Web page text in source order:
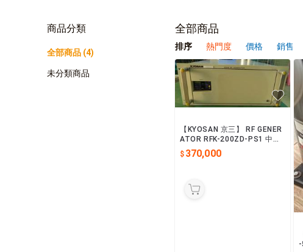
商品分類
全部商品 (4)
未分類商品
全部商品
排序 熱門度 價格 銷售
【KYOSAN 京三】 RF GENER
ATOR RFK-200ZD-PS1 中古
品370,000